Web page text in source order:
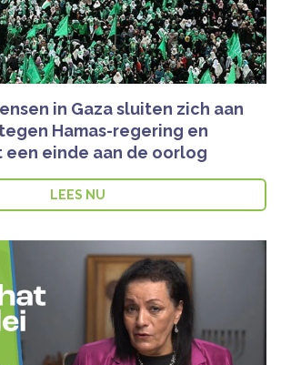
in Gaza sluiten zich aan
Hamas-regering en
einde aan de oorlog
LEES NU